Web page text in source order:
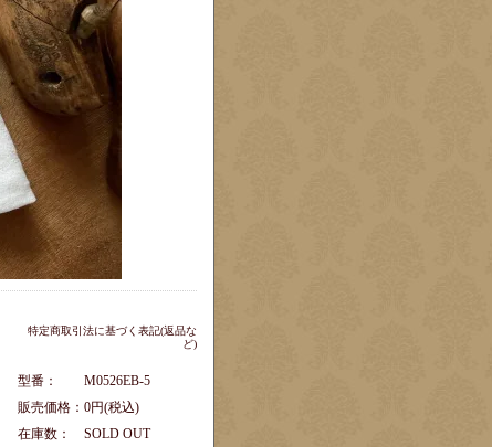
特定商取引法に基づく表記(返品な
ど)
型番：
M0526EB-5
販売価格： 0円(税込)
在庫数：
SOLD OUT